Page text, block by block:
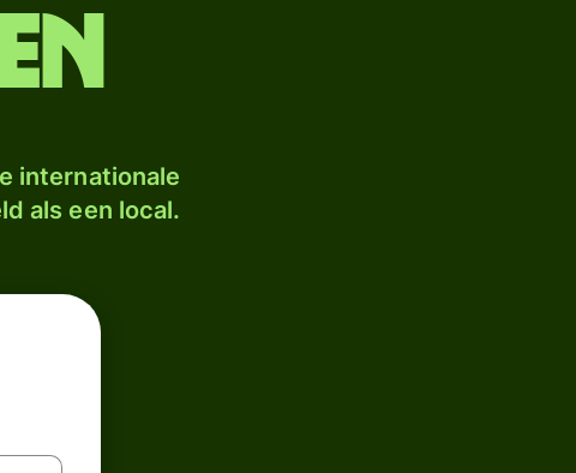
internationale
als een local.